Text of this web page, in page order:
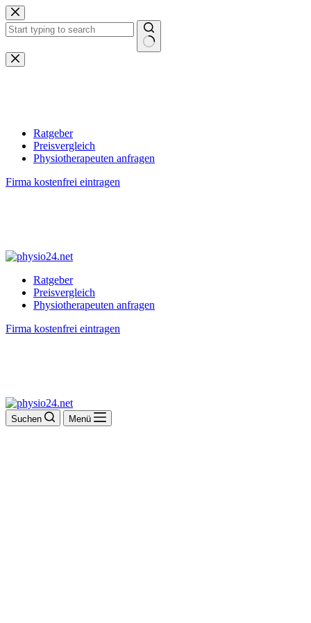
Zum
Inhalt
springen
Keine
Ergebnisse
Ratgeber
Preisvergleich
Physiotherapeuten anfragen
Firma kostenfrei eintragen
Ratgeber
Preisvergleich
Physiotherapeuten anfragen
Firma kostenfrei eintragen
Suchen Menü